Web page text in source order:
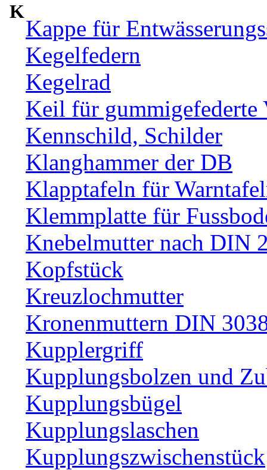
K
Kappe für
Kegelfedern
Kegelrad
Keil für gummigefederte
Kennschild, Schilder
Klanghammer der DB
Klapptafeln für
Klemmplatte für
Knebelmutter nach DIN
Kopfstück
Kreuzlochmutter
Kronenmuttern DIN
Kupplergriff
Kupplungsbolzen und
Kupplungsbügel
Kupplungslaschen
Kupplungszwischenstück